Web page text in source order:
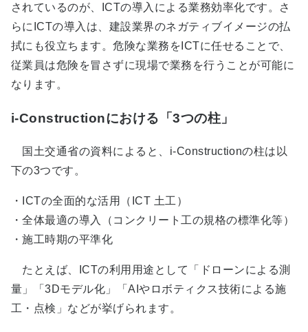
されているのが、ICTの導入による業務効率化です。さ
らにICTの導入は、建設業界のネガティブイメージの払
拭にも役立ちます。危険な業務をICTに任せることで、
従業員は危険を冒さずに現場で業務を行うことが可能に
なります。
i-Constructionにおける「3つの柱」
国土交通省の資料によると、i-Constructionの柱は以
下の3つです。
・ICTの全面的な活用（ICT 土工）
・全体最適の導入（コンクリート工の規格の標準化等）
・施工時期の平準化
たとえば、ICTの利用用途として「ドローンによる測
量」「3Dモデル化」「AIやロボティクス技術による施
工・点検」などが挙げられます。